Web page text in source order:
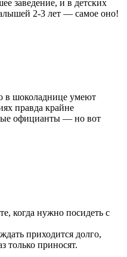
заведение, и в детских
2-3 лет — самое оно!
в шоколаднице умеют
правда крайне
официанты — но вот
когда нужно посидеть с
приходится долго,
только приносят.